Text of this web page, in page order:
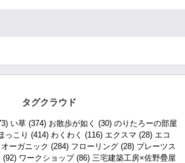
タグクラウド
い草 (374) お散歩が如く (30) のりたろーの部屋
っこり (414) わくわく (116) エクスマ (28) エコ
オーガニック (284) フローリング (28) プレーツス
(92) ワークショップ(86) 三宅建築工房×佐野疊屋